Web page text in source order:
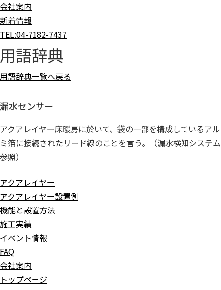
会社案内
新着情報
TEL:04-7182-7437
用語辞典
用語辞典一覧へ戻る
漏水センサー
アクアレイヤー床暖房に於いて、袋の一部を構成しているアル
ミ箔に接続されたリード線のことを言う。（漏水検知システム
参照）
アクアレイヤー
アクアレイヤー設置例
機能と設置方法
施工実績
イベント情報
FAQ
会社案内
トップページ